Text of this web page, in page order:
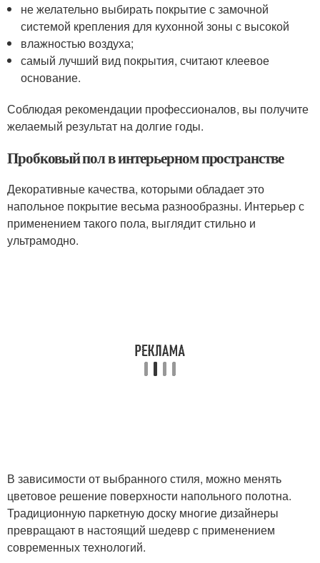
не желательно выбирать покрытие с замочной
системой крепления для кухонной зоны с высокой
влажностью воздуха;
самый лучший вид покрытия, считают клеевое
основание.
Соблюдая рекомендации профессионалов, вы получите
желаемый результат на долгие годы.
Пробковый пол в интерьерном пространстве
Декоративные качества, которыми обладает это
напольное покрытие весьма разнообразны. Интерьер с
применением такого пола, выглядит стильно и
ультрамодно.
В зависимости от выбранного стиля, можно менять
цветовое решение поверхности напольного полотна.
Традиционную паркетную доску многие дизайнеры
превращают в настоящий шедевр с применением
современных технологий.